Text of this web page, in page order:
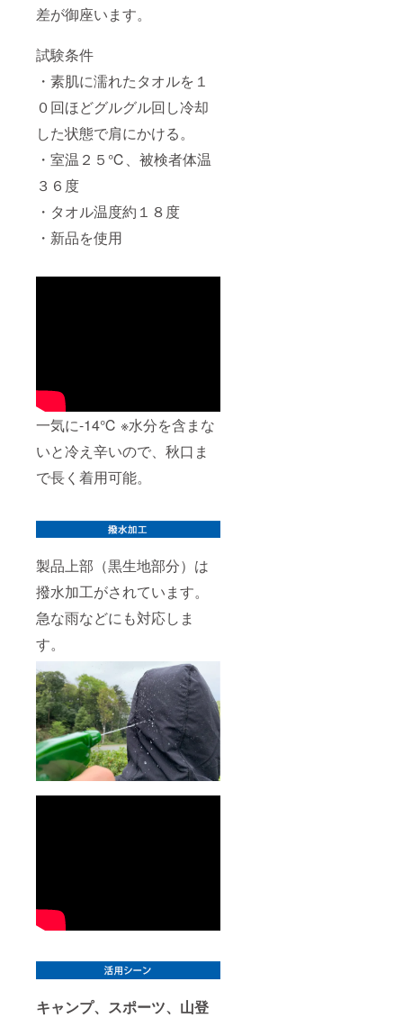
差が御座います。
試験条件
・素肌に濡れたタオルを１
０回ほどグルグル回し冷却
した状態で肩にかける。
・室温２５℃、被検者体温
３６度
・タオル温度約１８度
・新品を使用
一気に-14℃ ※水分を含まな
いと冷え辛いので、秋口ま
で長く着用可能。
製品上部（黒生地部分）は
撥水加工がされています。
急な雨などにも対応しま
す。
キャンプ、スポーツ、山登